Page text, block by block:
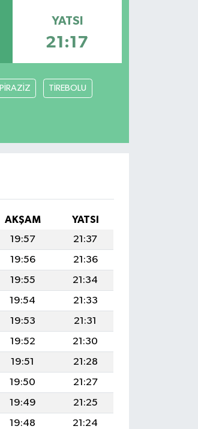
YATSI
21:17
PİRAZİZ TİREBOLU
AKŞAM
YATSI
19:57
21:37
19:56
21:36
19:55
21:34
19:54
21:33
19:53
21:31
19:52
21:30
19:51
21:28
19:50
21:27
19:49
21:25
19:48
21:24